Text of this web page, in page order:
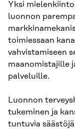
Yksi
luonnon
toimiessaan
vahvistamiseen
maanomistajille
palveluille.
Luonnon
tukeminen ja
tuntuvia